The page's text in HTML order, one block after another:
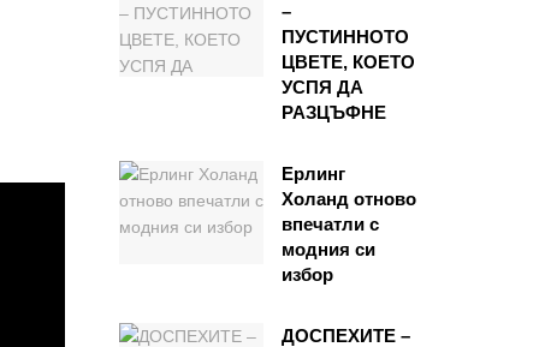
–
ПУСТИННОТО
ЦВЕТЕ, КОЕТО
УСПЯ ДА
РАЗЦЪФНЕ
Ерлинг
Холанд отново
впечатли с
модния си
избор
ДОСПЕХИТЕ –